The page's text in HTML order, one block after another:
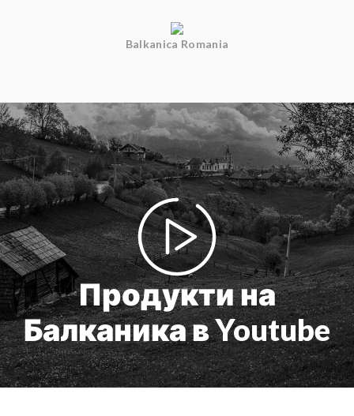
Balkanica Romania
Продукти на
Балканика в Youtube